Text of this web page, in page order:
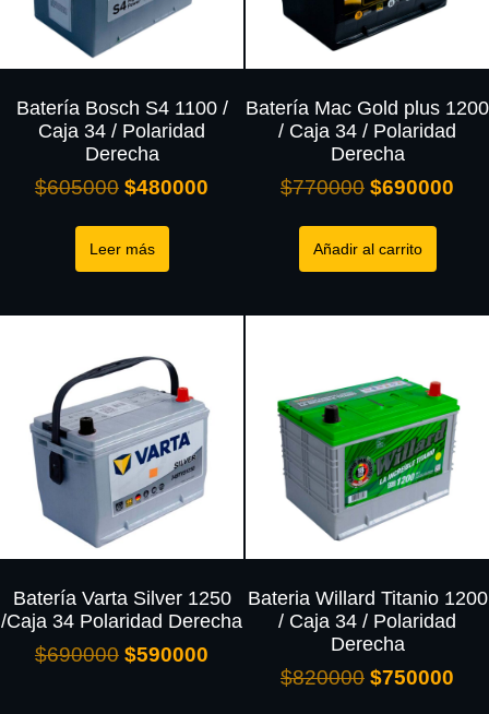
Batería Bosch S4 1100 /
Caja 34 / Polaridad
Derecha
$605000 $480000
Leer más
Batería Mac Gold plus 1200
/ Caja 34 / Polaridad
Derecha
$770000 $690000
Añadir al carrito
Batería Varta Silver 1250
/Caja 34 Polaridad Derecha
$690000 $590000
Bateria Willard Titanio 1200
/ Caja 34 / Polaridad
Derecha
$820000 $750000